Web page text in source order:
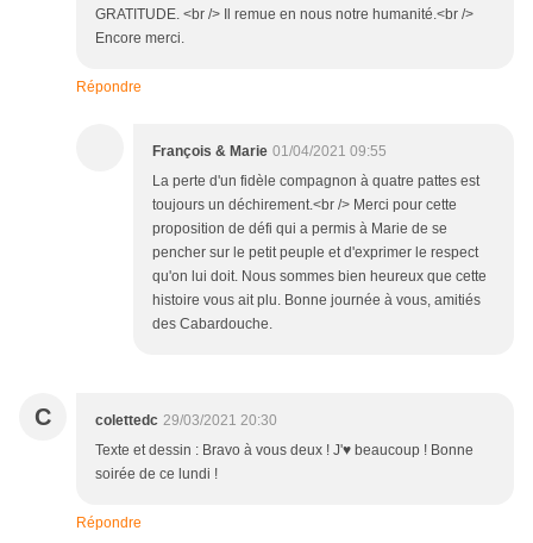
GRATITUDE. <br /> Il remue en nous notre humanité.<br />
Encore merci.
Répondre
François & Marie 01/04/2021 09:55
La perte d'un fidèle compagnon à quatre pattes est
toujours un déchirement.<br /> Merci pour cette
proposition de défi qui a permis à Marie de se
pencher sur le petit peuple et d'exprimer le respect
qu'on lui doit. Nous sommes bien heureux que cette
histoire vous ait plu. Bonne journée à vous, amitiés
des Cabardouche.
C colettedc 29/03/2021 20:30
Texte et dessin : Bravo à vous deux ! J'♥ beaucoup ! Bonne
soirée de ce lundi !
Répondre